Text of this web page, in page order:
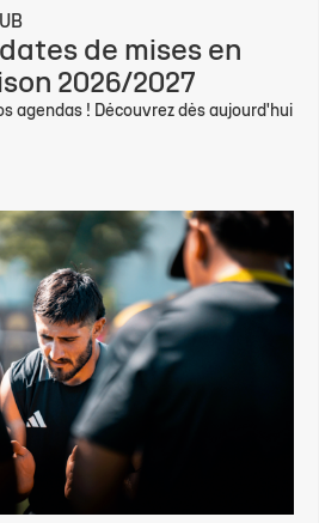
de mises en
2026/2027
agendas ! Découvrez dès aujourd'hui